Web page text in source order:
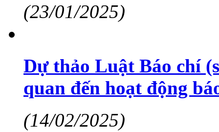
(23/01/2025)
Dự thảo Luật Báo chí
quan đến hoạt động
(14/02/2025)